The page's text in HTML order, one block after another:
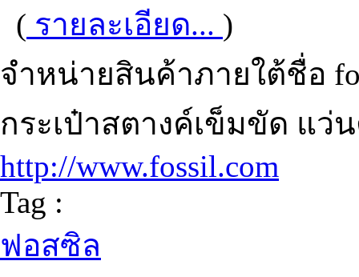
( รายละเอียด... )
จำหน่ายสินค้าภายใต้ชื่อ
กระเป๋าสตางค์เข็มขัด แว่
http://www.fossil.com
Tag :
ฟอสซิล